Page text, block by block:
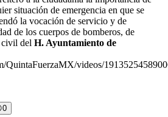
situación de emergencia en que se
la vocación de servicio y de
de los cuerpos de bomberos, de
civil del H. Ayuntamiento de
QuintaFuerzaMX/videos/
0